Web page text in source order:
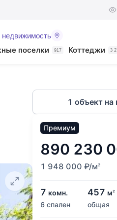
недвижимость
поселки 917 Коттеджи 3
1 объект
Премиум
890 230
1 948 000 ₽/м2
7 комн.
6 спален
457 м2
общая